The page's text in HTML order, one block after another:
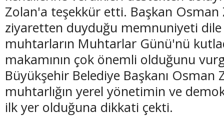
Zolan'a teşekkür etti. Başkan Osman
ziyaretten duyduğu memnuniyeti
muhtarların Muhtarlar Günü'nü
makamının çok önemli olduğunu
Büyükşehir Belediye Başkanı Osman
muhtarlığın yerel yönetimin ve
ilk yer olduğuna dikkati çekti.
Balık Burcunun 09.08.2026 Günlük Yorumu Koç